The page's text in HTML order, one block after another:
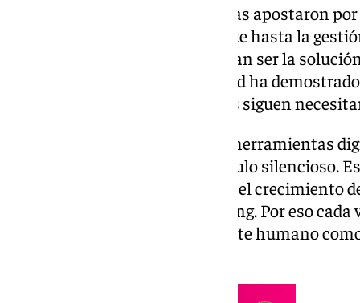
Durante años, muchas empresas apostaron
todo. Desde la atención al cliente hasta la
respuestas automáticas parecían ser la
y dinero. Sin embargo, la realidad ha
un problema serio, las personas siguen
En el mundo del software y las herramientas
puede convertirse en un obstáculo silencioso.
de plataformas esenciales para el crecimiento
herramientas de email marketing. Por eso
valorando nuevamente el soporte humano